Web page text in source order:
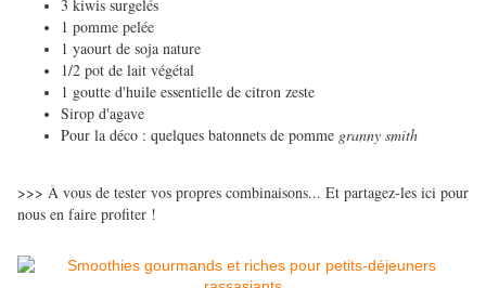
3 kiwis surgelés
1 pomme pelée
1 yaourt de soja nature
1/2 pot de lait végétal
1 goutte d'huile essentielle de citron zeste
Sirop d'agave
Pour la déco : quelques batonnets de pomme granny smith
>>> À vous de tester vos propres combinaisons... Et partagez-les ici pour
nous en faire profiter !